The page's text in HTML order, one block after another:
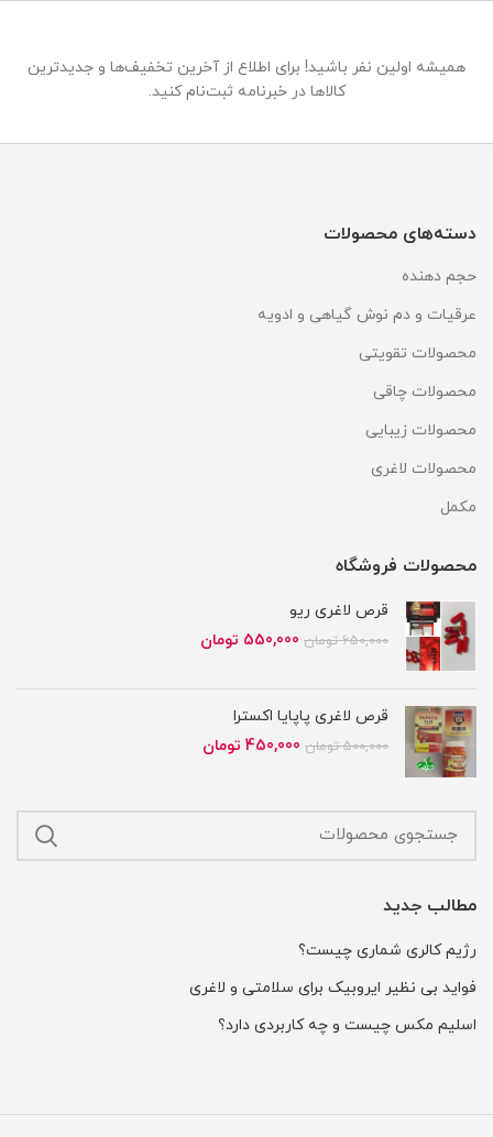
همیشه اولین نفر باشید! برای اطلاع از آخرین تخفیف‌ها و جدیدترین
کالاها در خبرنامه ثبت‌نام کنید.
دسته‌های محصولات
حجم دهنده
عرقیات و دم نوش گیاهی و ادویه
محصولات تقویتی
محصولات چاقی
محصولات زیبایی
محصولات لاغری
مکمل
محصولات فروشگاه
قرص لاغری ریو
650,000 تومان قیمت
550,000 تومان
قرص لاغری پاپایا اکسترا
500,000 تومان قیمت
بود.
450,000 تومان
است.
مطالب جدید
رژیم کالری شماری چیست؟
فواید بی نظیر ایروبیک برای سلامتی و لاغری
اسلیم مکس چیست و چه کاربردی دارد؟